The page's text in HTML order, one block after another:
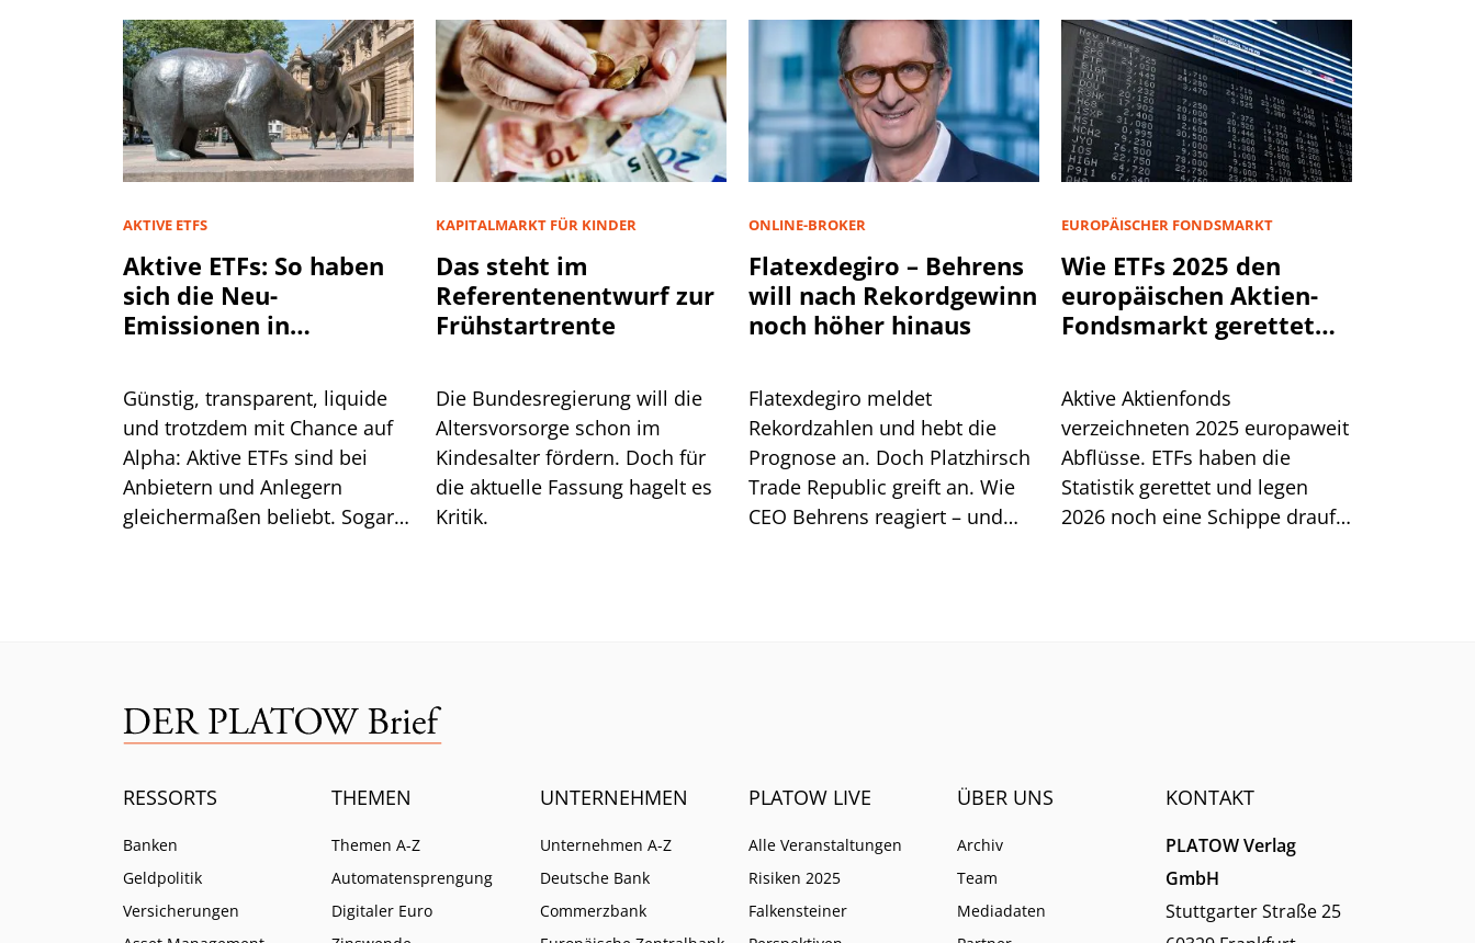
AKTIVE ETFS
Aktive ETFs: So haben
sich die Neu-
Emissionen in
Günstig, transparent, liquide
und trotzdem mit Chance auf
Alpha: Aktive ETFs sind bei
Anbietern und Anlegern
gleichermaßen beliebt. Sogar
KAPITALMARKT FÜR KINDER
Das steht im
Referentenentwurf zur
Frühstartrente
Die Bundesregierung will die
Altersvorsorge schon im
Kindesalter fördern. Doch für
die aktuelle Fassung hagelt es
Kritik.
ONLINE-BROKER
Flatexdegiro – Behrens
will nach Rekordgewinn
noch höher hinaus
Flatexdegiro meldet
Rekordzahlen und hebt die
Prognose an. Doch Platzhirsch
Trade Republic greift an. Wie
CEO Behrens reagiert – und
EUROPÄISCHER FONDSMARKT
Wie ETFs 2025 den
europäischen Aktien-
Fondsmarkt gerettet
Aktive Aktienfonds
verzeichneten 2025 europaweit
Abflüsse. ETFs haben die
Statistik gerettet und legen
2026 noch eine Schippe drauf.
RESSORTS
Banken
Geldpolitik
Versicherungen
THEMEN
Themen A-Z
Automatensprengung
Digitaler Euro
UNTERNEHMEN
Unternehmen A-Z
Deutsche Bank
Commerzbank
PLATOW LIVE
Alle Veranstaltungen
Risiken 2025
Falkensteiner
ÜBER UNS
Archiv
Team
Mediadaten
KONTAKT
PLATOW Verlag
GmbH
Stuttgarter Straße 25